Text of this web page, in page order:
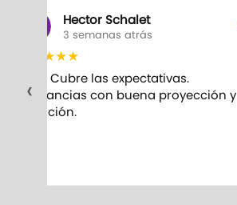
‹
Hector Schalet
3 semanas atrás
★★★
10/10 Cubre las expectativas.
Fragancias con buena proyección y
duración.